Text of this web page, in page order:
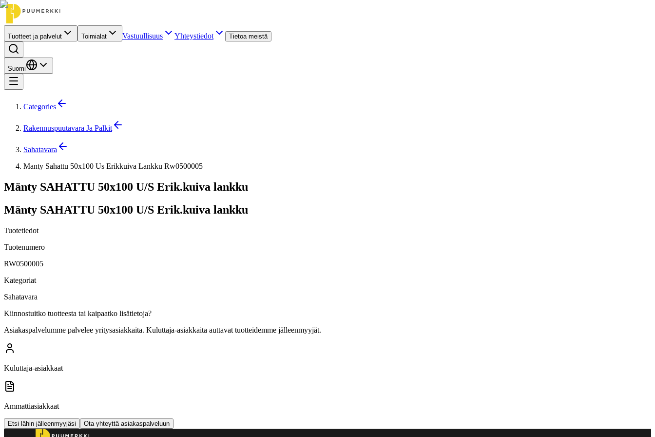
Tuotteet ja palvelut Toimialat Vastuullisuus Yhteystiedot Tietoa meistä
Suomi
Categories
Rakennuspuutavara Ja Palkit
Sahatavara
Manty Sahattu 50x100 Us Erikkuiva Lankku Rw0500005
Mänty SAHATTU 50x100 U/S Erik.kuiva lankku
Mänty SAHATTU 50x100 U/S Erik.kuiva lankku
Tuotetiedot
Tuotenumero
RW0500005
Kategoriat
Sahatavara
Kiinnostuitko tuotteesta tai kaipaatko lisätietoja?
Asiakaspalvelumme palvelee yritysasiakkaita. Kuluttaja-asiakkaita auttavat tuotteidemme jälleenmyyjät.
Kuluttaja-asiakkaat
Ammattiasiakkaat
Etsi lähin jälleenmyyjäsi Ota yhteyttä asiakaspalveluun